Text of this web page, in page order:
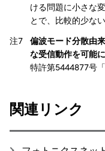
ける問題に小さな
とで、比較的少な
注7
偏波モード分散由
な受信動作を可能
特許第5444877号
関連リンク